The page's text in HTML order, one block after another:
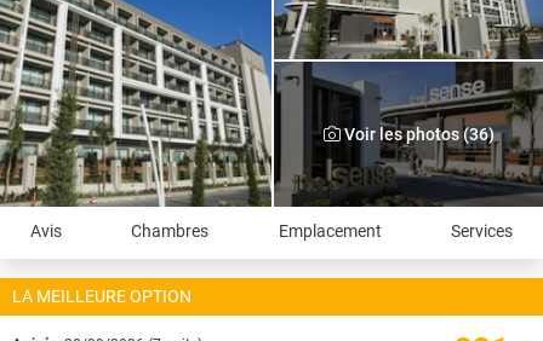
Voir les photos (36)
Avis Chambres Emplacement Services
LA MEILLEURE OPTION